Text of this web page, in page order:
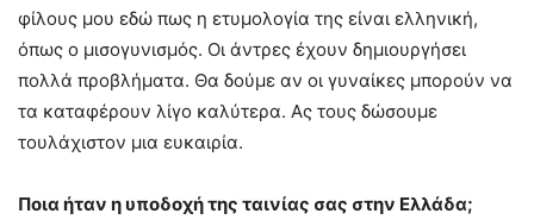
φίλους μου εδώ πως η ετυμολογία της είναι ελληνική,
όπως ο μισογυνισμός. Οι άντρες έχουν δημιουργήσει
πολλά προβλήματα. Θα δούμε αν οι γυναίκες μπορούν να
τα καταφέρουν λίγο καλύτερα. Ας τους δώσουμε
τουλάχιστον μια ευκαιρία.
Ποια ήταν η υποδοχή της ταινίας σας στην Ελλάδα;